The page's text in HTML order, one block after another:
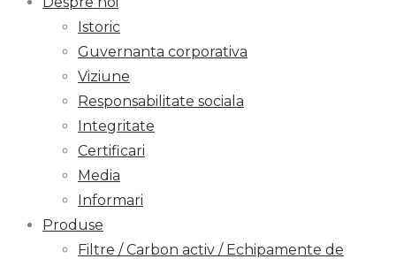
Istoric
Guvernanta corporativa
Viziune
Responsabilitate sociala
Integritate
Certificari
Media
Informari
Produse
Filtre / Carbon activ / Echipamente de